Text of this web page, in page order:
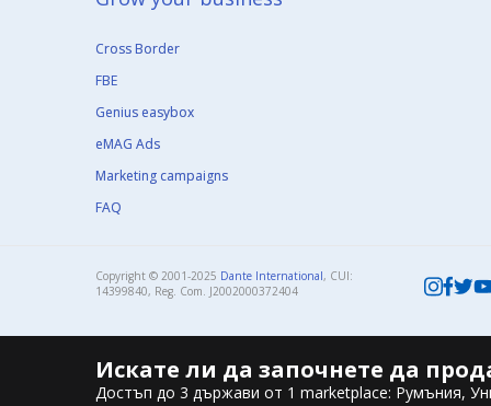
Cross Border
FBE
Genius easybox
eMAG Ads
Marketing campaigns
FAQ
Copyright © 2001-2025 Dante International, CUI:
14399840, Reg. Com. J2002000372404​
Искате ли да започнете да
Достъп до 3 държави от 1 marketplace: Румъния,